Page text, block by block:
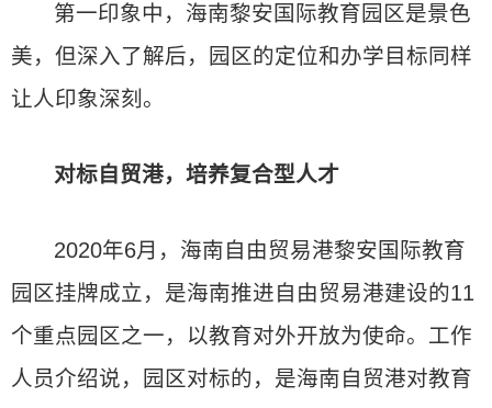
第一印象中，海南黎安国际教育园区是景色
美，但深入了解后，园区的定位和办学目标同样
让人印象深刻。
对标自贸港，培养复合型人才
2020年6月，海南自由贸易港黎安国际教育
园区挂牌成立，是海南推进自由贸易港建设的11
个重点园区之一，以教育对外开放为使命。工作
人员介绍说，园区对标的，是海南自贸港对教育